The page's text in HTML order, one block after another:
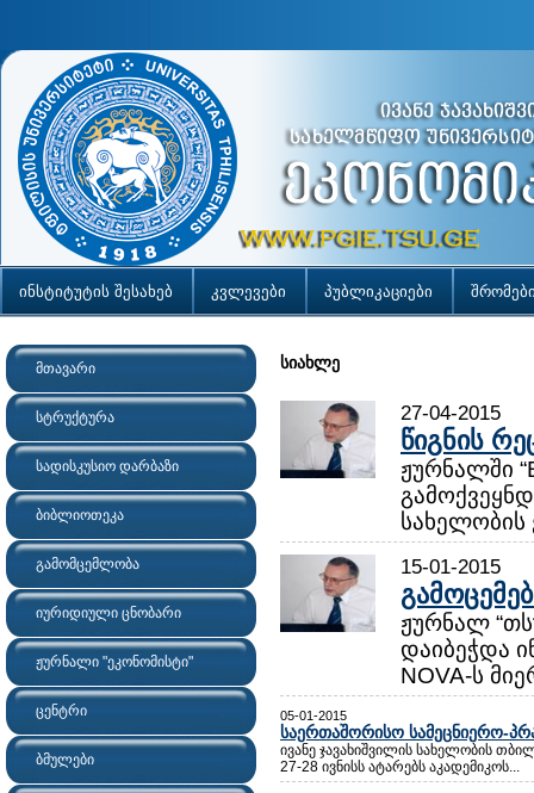
ინსტიტუტის შესახებ კვლევები პუბლიკაციები
მთავარი
სტრუქტურა
სადისკუსიო დარბაზი
ბიბლიოთეკა
გამომცემლობა
იურიდიული ცნობარი
ჟურნალი "ეკონომისტი"
ცენტრი
ბმულები
სიახლე
27-04-2015
წიგნის
ჟურნალში
სახელობის
15-01-2015
ჟურნალ
დაიბეჭდა
NOVA-ს
05-01-2015
საერთაშორისო სამეცნიერო-
ივანე ჯავახიშვილის სახელობის
27-28 ივნისს ატარებს აკადემიკოს...